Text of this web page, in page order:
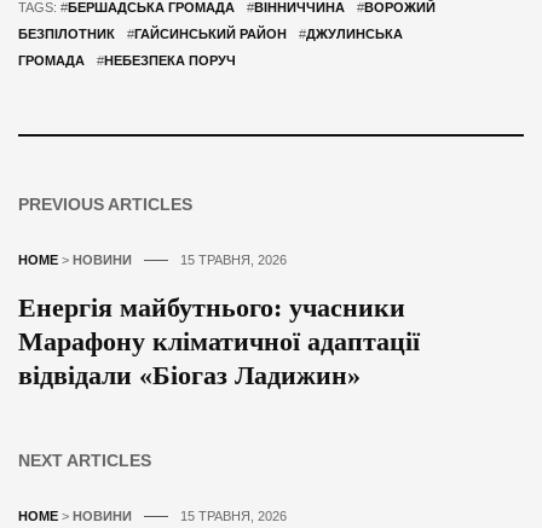
TAGS: #БЕРШАДСЬКА ГРОМАДА #ВІННИЧЧИНА #ВОРОЖИЙ
БЕЗПІЛОТНИК
#ГАЙСИНСЬКИЙ РАЙОН #ДЖУЛИНСЬКА
ГРОМАДА
#НЕБЕЗПЕКА ПОРУЧ
PREVIOUS ARTICLES
HOME > НОВИНИ 15 ТРАВНЯ, 2026
Енергія майбутнього: учасники
Марафону кліматичної адаптації
відвідали «Біогаз Ладижин»
NEXT ARTICLES
HOME > НОВИНИ 15 ТРАВНЯ, 2026